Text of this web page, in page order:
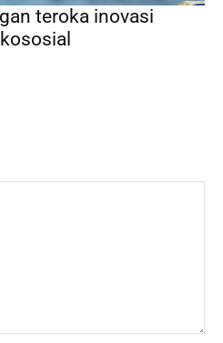
teroka inovasi